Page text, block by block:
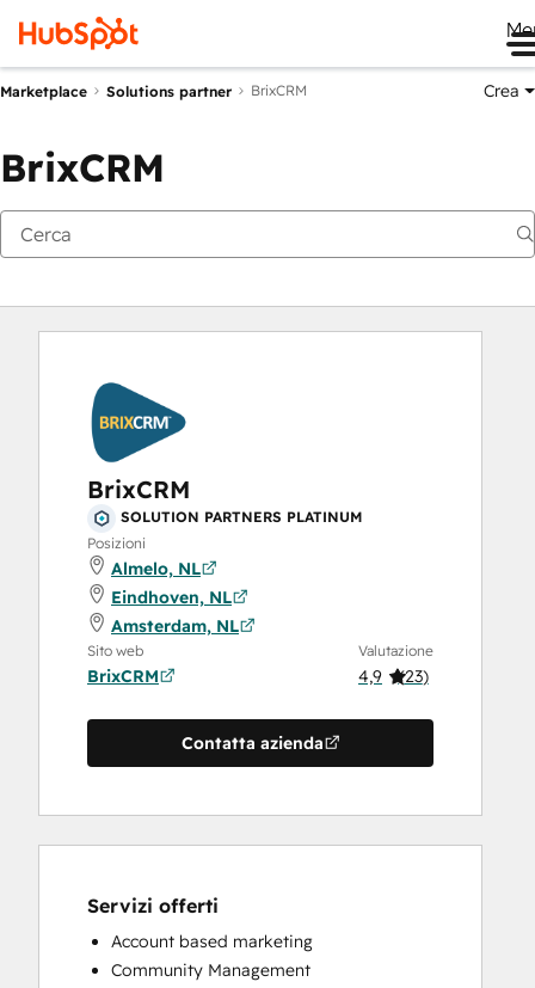
Marketplace Solutions partner BrixCRM Crea
BrixCRM
BrixCRM
SOLUTION PARTNERS PLATINUM
Posizioni
Almelo, NL
Eindhoven, NL
Amsterdam, NL
Sito web
BrixCRM
Valutazione
4,9 (23)
Contatta azienda
Servizi offerti
Account based marketing
Community Management